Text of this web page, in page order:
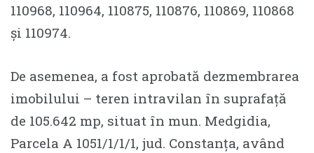
110968, 110964, 110875, 110876, 110869, 110868
și 110974.
De asemenea, a fost aprobată dezmembrarea
imobilului – teren intravilan în suprafață
de 105.642 mp, situat în mun. Medgidia,
Parcela A 1051/1/1/1, jud. Constanța, având